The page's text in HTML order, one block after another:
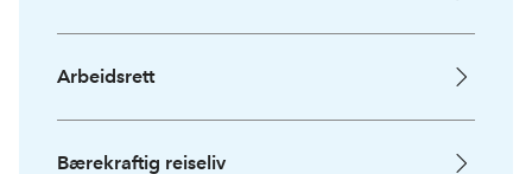
Arbeidsrett
Bærekraftig reiseliv